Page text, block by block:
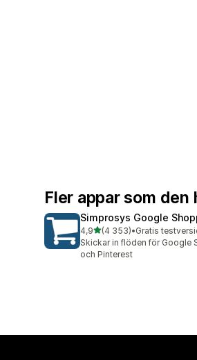
Fler appar som den
Simprosys Google
4,9av 5 stjärnor
(4 353)
4353 recensioner totalt
•Gratis
Skickar in flöden för Google
och Pinterest